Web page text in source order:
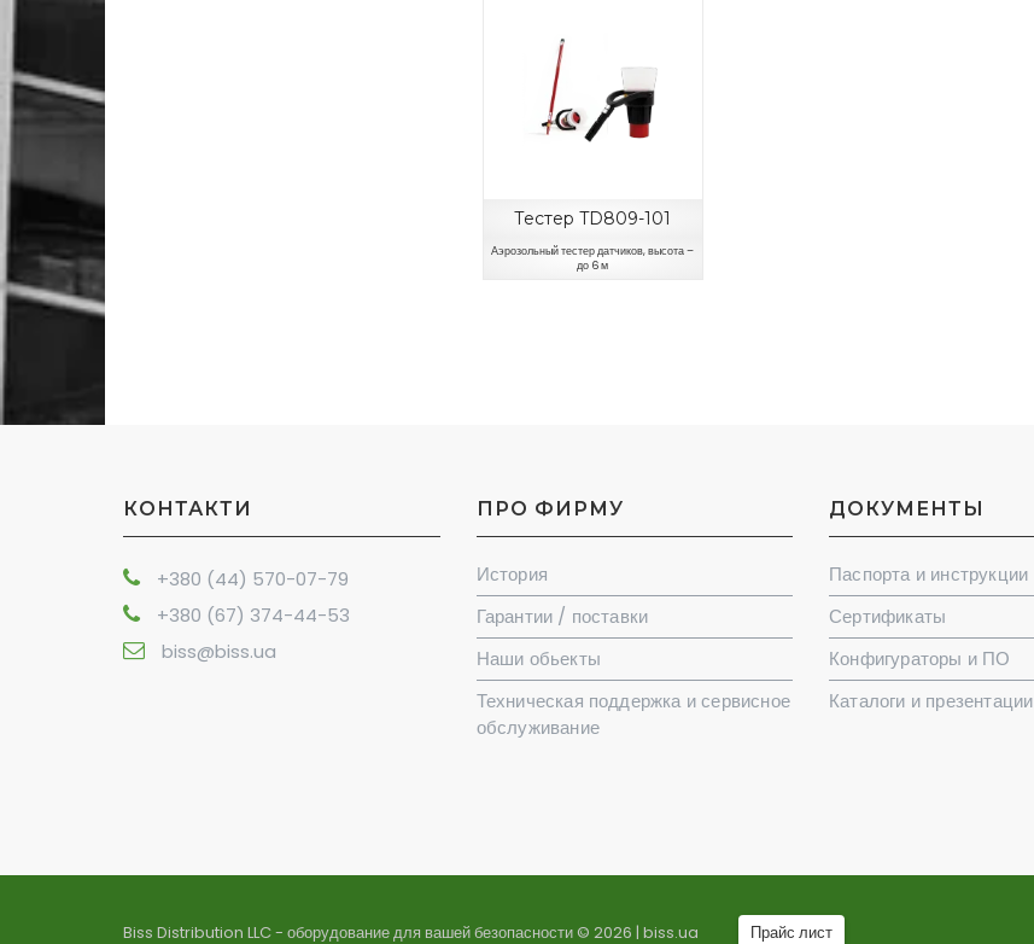
Тестер TD809-101
Аэрозольный тестер датчиков, высота –
до 6 м
КОНТАКТИ
+380 (44) 570-07-79
+380 (67) 374-44-53
biss@biss.ua
ПРО ФИРМУ
История
Гарантии / поставки
Наши обьекты
Техническая поддержка и сервисное
обслуживание
ДОКУМЕНТЫ
Паспорта и инструкции
Сертификаты
Конфигураторы и ПО
Каталоги и презентации
Biss Distribution LLC - оборудование для вашей безопасности © 2026 | biss.ua Прайс лист